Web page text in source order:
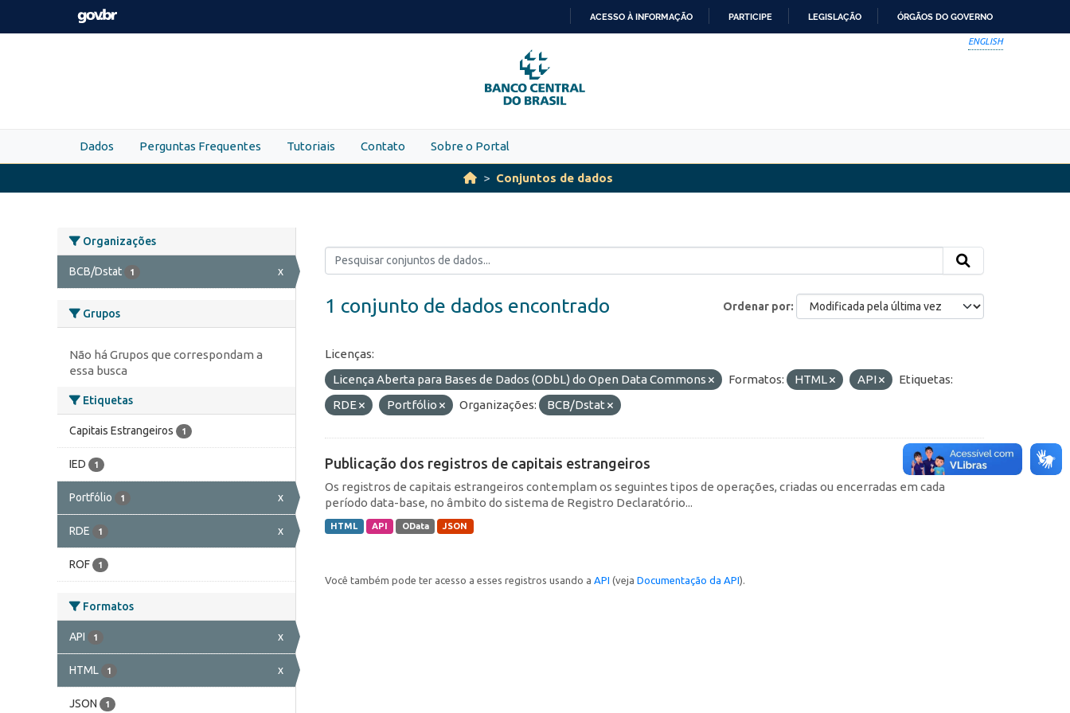
Skip to main content
PARA
O
CONTEÚDO
ACESSO À INFORMAÇÃO PARTICIPE LEGISLAÇÃO ÓRGÃOS DO GOVERNO
ENGLISH
Dados Perguntas Frequentes Tutoriais Contato Sobre o Portal
Conjuntos de dados
Organizações
BCB/Dstat 1 x
Grupos
Não há Grupos que correspondam a
essa busca
Etiquetas
Capitais Estrangeiros 1
IED 1
Portfólio 1 x
RDE 1 x
ROF 1
Formatos
API 1 x
HTML 1 x
JSON 1
Ordenar por
1 conjunto de dados encontrado
Licenças:
Licença Aberta para Bases de Dados (ODbL) do Open Data Commons
Formatos: HTML API
Etiquetas:
RDE
Portfólio Organizações: BCB/Dstat
Publicação dos registros de capitais estrangeiros
Os registros de capitais estrangeiros contemplam os seguintes tipos de operações, criadas ou encerradas em cada
período data-base, no âmbito do sistema de Registro Declaratório...
HTML API OData JSON
Você também pode ter acesso a esses registros usando a API (veja Documentação da API).